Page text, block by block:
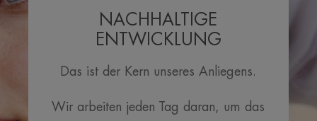
NACHHALTIGE
ENTWICKLUNG
Das ist der Kern unseres Anliegens.
Wir arbeiten jeden Tag daran, um das